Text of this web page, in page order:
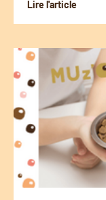
Lire l'article